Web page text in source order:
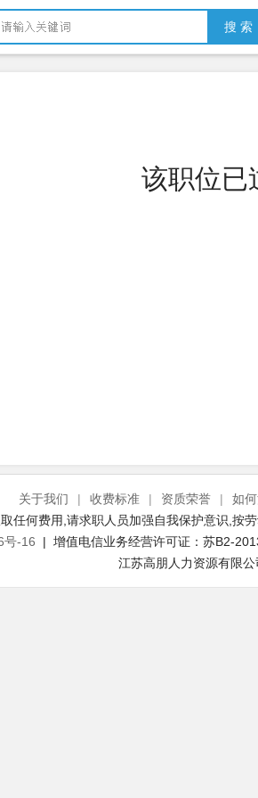
搜 索
该职位已
关于我们 | 收费标准 | 资质荣誉 | 如
任何费用,请求职人员加强自我保护意识,按
号-16 | 增值电信业务经营许可证：苏B2-
江苏高朋人力资源有限